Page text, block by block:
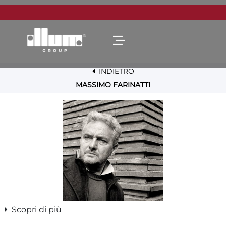
Open menu
INDIETRO
MASSIMO FARINATTI
Scopri di più